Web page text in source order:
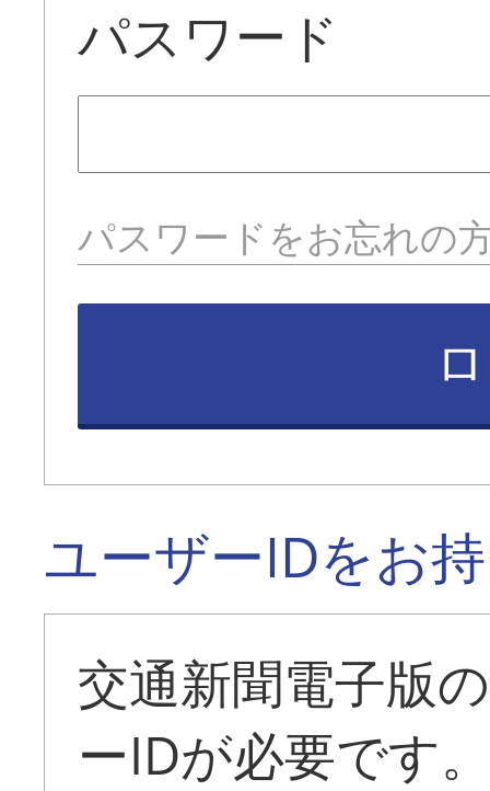
パスワード
パスワードをお忘れの
ユーザーIDをお
交通新聞電子版
ーIDが必要です